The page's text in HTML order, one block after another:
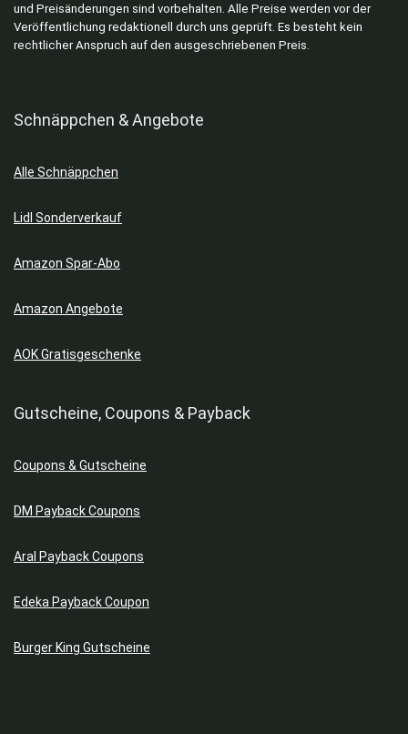
und Preisänderungen sind vorbehalten. Alle Preise werden vor der
Veröffentlichung redaktionell durch uns geprüft. Es besteht kein
rechtlicher Anspruch auf den ausgeschriebenen Preis.
Schnäppchen & Angebote
Alle Schnäppchen
Lidl Sonderverkauf
Amazon Spar-Abo
Amazon Angebote
AOK Gratisgeschenke
Gutscheine, Coupons & Payback
Coupons & Gutscheine
DM Payback Coupons
Aral Payback Coupons
Edeka Payback Coupon
Burger King Gutscheine